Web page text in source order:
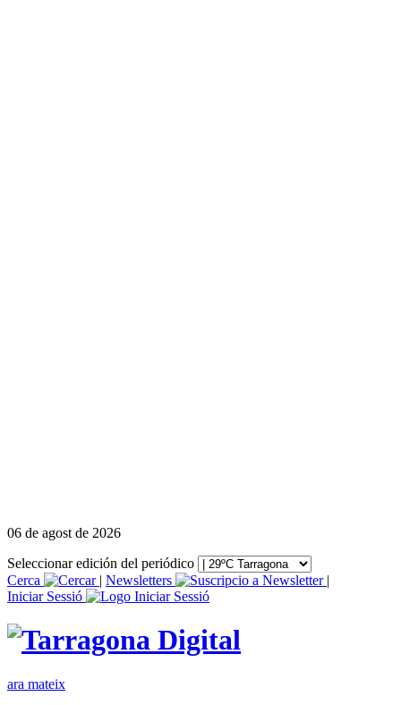
06 de agost de 2026
Seleccionar edición del periódico
Cerca
| Newsletters
|
Iniciar Sessió
ara mateix